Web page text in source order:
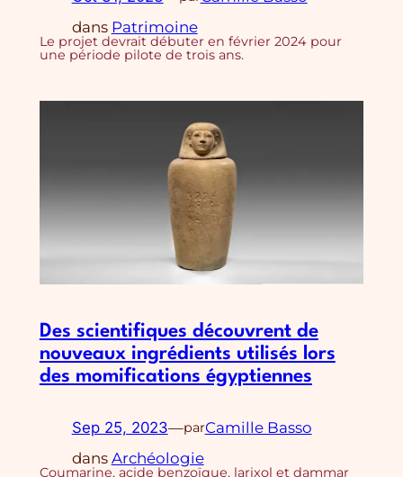
dans Patrimoine
Le projet devrait débuter en février 2024 pour
une période pilote de trois ans.
Des scientifiques découvrent de
nouveaux ingrédients utilisés lors
des momifications égyptiennes
Sep 25, 2023—parCamille Basso
dans Archéologie
Coumarine, acide benzoïque, larixol et dammar